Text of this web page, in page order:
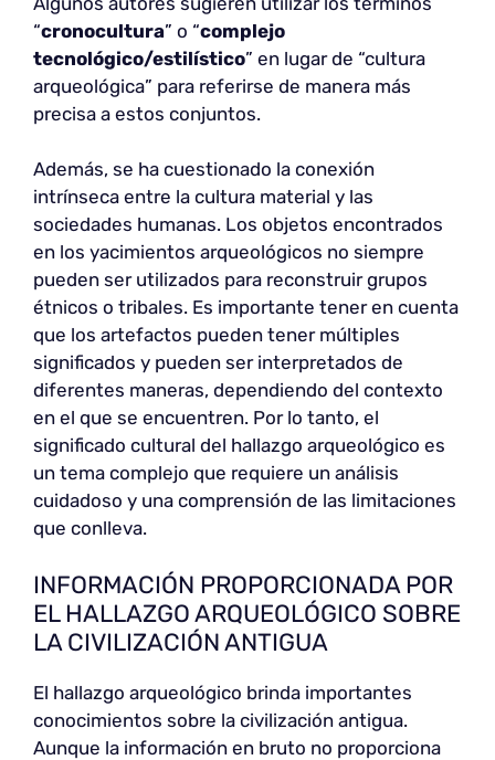
“cronocultura” o “complejo
tecnológico/estilístico” en lugar de “cultura
arqueológica” para referirse de manera más
precisa a estos conjuntos.
Además, se ha cuestionado la conexión
intrínseca entre la cultura material y las
sociedades humanas. Los objetos encontrados
en los yacimientos arqueológicos no siempre
pueden ser utilizados para reconstruir grupos
étnicos o tribales. Es importante tener en cuenta
que los artefactos pueden tener múltiples
significados y pueden ser interpretados de
diferentes maneras, dependiendo del contexto
en el que se encuentren. Por lo tanto, el
significado cultural del hallazgo arqueológico es
un tema complejo que requiere un análisis
cuidadoso y una comprensión de las limitaciones
que conlleva.
INFORMACIÓN PROPORCIONADA POR
EL HALLAZGO ARQUEOLÓGICO SOBRE
LA CIVILIZACIÓN ANTIGUA
El hallazgo arqueológico brinda importantes
conocimientos sobre la civilización antigua.
Aunque la información en bruto no proporciona